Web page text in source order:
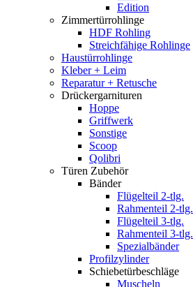
Edition
Zimmertürrohlinge
HDF Rohling
Streichfähige Rohlinge
Haustürrohlinge
Kleber + Leim
Reparatur + Retusche
Drückergarnituren
Hoppe
Griffwerk
Sonstige
Scoop
Qolibri
Türen Zubehör
Bänder
Flügelteil 2-tlg.
Rahmenteil 2-tlg.
Flügelteil 3-tlg.
Rahmenteil 3-tlg.
Spezialbänder
Profilzylinder
Schiebetürbeschläge
Muscheln